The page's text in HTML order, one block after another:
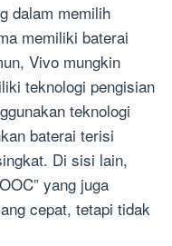
dalam memilih
memiliki baterai
Vivo mungkin
teknologi pengisian
teknologi
baterai terisi
Di sisi lain,
yang juga
cepat, tetapi tidak